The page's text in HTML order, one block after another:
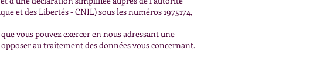
et des Libertés - CNIL) sous les numéros 1975174,
vous pouvez exercer en nous adressant une
au traitement des données vous concernant.